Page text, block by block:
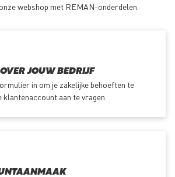
webshop met REMAN-onderdelen.
JOUW BEDRIJF
in om je zakelijke behoeften te
klantenaccount aan te vragen.